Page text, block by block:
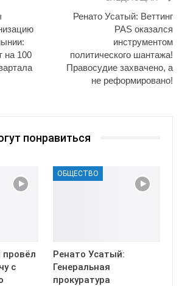
на 100
Ренато Усатый: Веттинг
PAS оказался
инструментом
политического шантажа!
Правосудие захвачено, а
не реформировано!
понравиться
провёл
с
ОБЩЕСТВО
Ренато Усатый:
Генеральная
прокуратура